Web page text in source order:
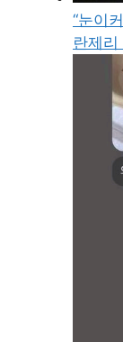
“눈이
란제리